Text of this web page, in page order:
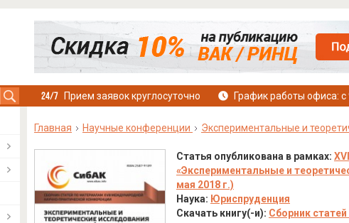
Прием заявок круглосуточно График работы офиса:
Главная Научные конференции Экспериментальные и
Статья опубликована в рамках:
«Экспериментальные и
мая 2018 г.)
Наука: Юриспруденция
Скачать книгу(-и): Сборник